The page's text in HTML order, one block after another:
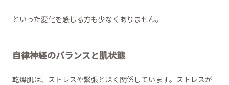
といった変化を感じる方も少なくありません。
自律神経のバランスと肌状態
乾燥肌は、ストレスや緊張と深く関係しています。ストレスが